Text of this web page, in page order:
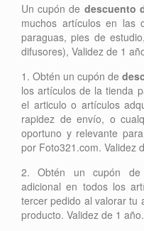
Un cupón de descuento
muchos artículos en las
paraguas, pies de
difusores), Validez de 1
1. Obtén un cupón de
los artículos de la tienda
el articulo o artículos
rapidez de envío, o
oportuno y relevante
por Foto321.com. Validez
2. Obtén un cupón de
adicional en todos los
tercer pedido al valorar tu
producto. Validez de 1 año.